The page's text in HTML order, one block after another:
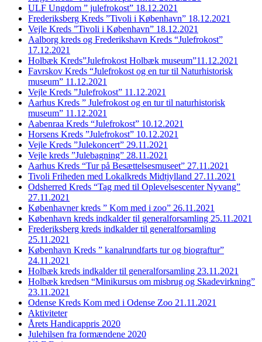
ULF Ungdom ” julefrokost” 18.12.2021
Frederiksberg Kreds ”Tivoli i København” 18.12.2021
Vejle Kreds ”Tivoli i København” 18.12.2021
Aalborg kreds og Frederikshavn Kreds “Julefrokost”
17.12.2021
Holbæk Kreds”Julefrokost Holbæk museum”11.12.2021
Favrskov Kreds “Julefrokost og en tur til Naturhistorisk
museum” 11.12.2021
Vejle Kreds ”Julefrokost” 11.12.2021
Aarhus Kreds ” Julefrokost og en tur til naturhistorisk
museum” 11.12.2021
Aabenraa Kreds “Julefrokost” 10.12.2021
Horsens Kreds ”Julefrokost” 10.12.2021
Vejle Kreds ”Julekoncert” 29.11.2021
Vejle kreds ”Julebagning” 28.11.2021
Aarhus Kreds “Tur på Besættelsesmuseet” 27.11.2021
Tivoli Friheden med Lokalkreds Midtjylland 27.11.2021
Odsherred Kreds “Tag med til Oplevelsescenter Nyvang”
27.11.2021
Københavner kreds ” Kom med i zoo” 26.11.2021
København kreds indkalder til generalforsamling 25.11.2021
Frederiksberg kreds indkalder til generalforsamling
25.11.2021
København Kreds ” kanalrundfarts tur og biograftur”
24.11.2021
Holbæk kreds indkalder til generalforsamling 23.11.2021
Holbæk kredsen “Minikursus om misbrug og Skadevirkning”
23.11.2021
Odense Kreds Kom med i Odense Zoo 21.11.2021
Aktiviteter
Årets Handicappris 2020
Julehilsen fra formændene 2020